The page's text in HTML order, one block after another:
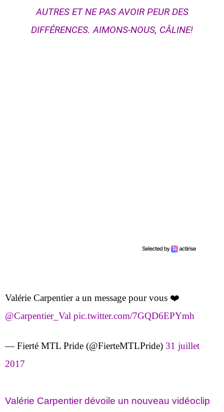
AUTRES ET NE PAS AVOIR PEUR DES
DIFFÉRENCES. AIMONS-NOUS, CÂLINE!
Valérie Carpentier a un message pour vous ❤️
@Carpentier_Val pic.twitter.com/7GQD6EPYmh
— Fierté MTL Pride (@FierteMTLPride) 31 juillet
2017
Valérie Carpentier dévoile un nouveau vidéoclip